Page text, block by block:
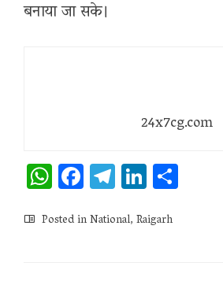
बनाया जा सके।
24x7cg.com
WhatsApp
Facebook
Telegram
LinkedIn
Posted inNational,Raigarh